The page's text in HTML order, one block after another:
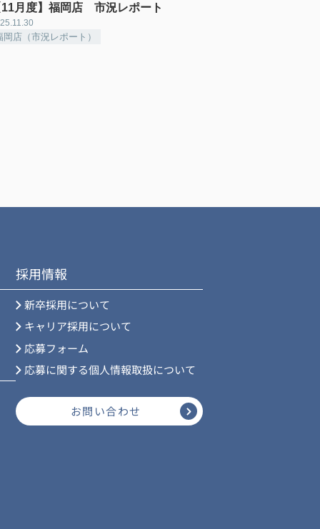
月度】福岡店 市況レポート
岡店（市況レポート）
採用情報
新卒採用について
キャリア採用について
応募フォーム
応募に関する個人情報取扱について
お問い合わせ